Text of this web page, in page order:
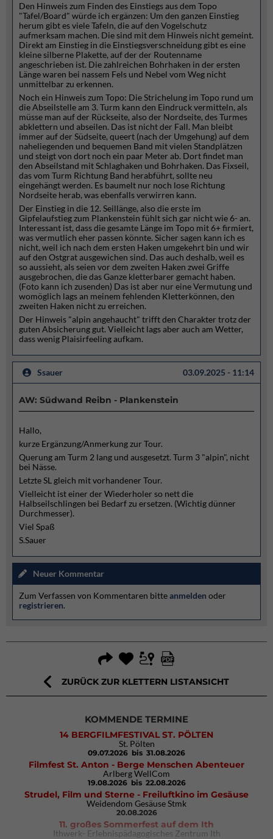
Den Hinweis zum Finden des Einstiegs aus dem Topo
"Tafel/Board" würde ich ergänzen: Um den ganzen Einstieg
herum gibt es viele Tafeln, die auf den Vogelschutz
aufmerksam machen. Die sind mit dem Hinweis nicht gemeint.
Direkt am Einstieg in die Einstiegsverschneidung gibt es eine
kleine silberne Plakette, auf der der Routenname
angeschrieben ist. Die zahlreichen Bohrhaken in der ersten
Länge waren bei nassem Fels und Nebel vom Weg nicht
unmittelbar zu erkennen.
Noch ein Hinweis zum Topo: Die Strichelung im Topo rund um
die Abseilstelle am 3. Turm kann den Eindruck vermitteln, als
müsse man auf der Rückseite, also der Nordseite, des Turmes
abklettern und abseilen. Das ist nicht der Fall. Man bleibt
immer auf der Südseite, queert (nach der Umgehung) auf dem
naheliegenden und bequemen Band mit vielen Standplätzen
und steigt von dort noch ein paar Meter ab. Dort findet man
den Abseilstand mit Schlaghaken und Bohrhaken. Das Fixseil,
das vom Turm Richtung Band herabführt, sollte neu
eingehängt werden. Es baumelt nur noch lose Richtung
Nordseite herab, was ebenfalls verwirren kann.
Der Einstieg in die 12. Seillänge, also die erste im
Gipfelaufstieg zum Plankenstein fühlt sich gar nicht wie 6- an.
Interessant ist, dass die gesamte Länge im Topo mit 6+ firmiert,
was vermutlich eher passen könnte. Sicher sagen kann ich es
nicht, weil ich nach dem ersten Haken umgekehrt bin und wir
auf den Ostgrat ausgewichen sind. Das auch deshalb, weil es
so aussieht, als seien vor dem zweiten Haken zwei Griffe
ausgebrochen, die das Ganze kletterbarer gemacht haben.
(Foto kann ich zusenden) Das ist aber nur eine Vermutung und
womöglich lags an meinem fehlenden Kletterkönnen, den
zweiten Haken nicht zu erreichen.
Der Hinweis "alpin angehaucht" trifft den Charakter trotz der
guten Absicherung gut. Vielleicht lags aber auch am Wetter,
dass wenig Plaisirfeeling aufkam.
Ssauer 03.09.2025 - 11:14
AW: Südwand Reibn - Plankenstein
Hallo,
kurze Ergänzung/Anmerkung zur Tour.
Querung am Turm 2 lang und ausgesetzt. Turm 3 "alpin", nicht
bei Nässe.
Letzte SL gleich mit vorhandener Tour.
Vielleicht ist einer der Wiederholer so nett die
Halbseilschlingen bei Bedarf zu ersetzen. (Wichtig dünner
Durchmesser).
Viel Spaß
S.Sauer
Neuer Kommentar
Zum Verfassen von Kommentaren bitteanmelden oder
registrieren.
ZURÜCK ZUR KLETTERN LISTANSICHT
KOMMENDE TERMINE
14 BERGFILMFESTIVAL ST. PÖLTEN
St. Pölten
09.07.2026 bis 31.08.2026
Filmfest St. Anton - Berge Menschen Abenteuer
Arlberg WellCom
19.08.2026 bis 22.08.2026
Strudel, Film und Sterne - Freiluftkino im Gesäuse
Weidendom Gesäuse Stmk
20.08.2026
11. großes Sommerfest auf dem Ith
Ithwerk- Erlebnispädagogisches Zentrum Ith